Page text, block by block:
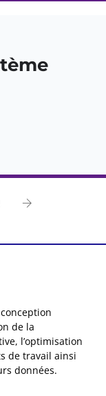
de la
l’optimisation
de travail ainsi
données.